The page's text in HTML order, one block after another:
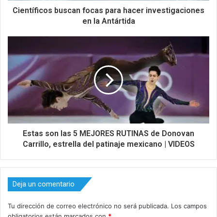
Científicos buscan focas para hacer investigaciones
en la Antártida
Estas son las 5 MEJORES RUTINAS de Donovan
Carrillo, estrella del patinaje mexicano | VIDEOS
Deja un comentario
Tu dirección de correo electrónico no será publicada. Los campos